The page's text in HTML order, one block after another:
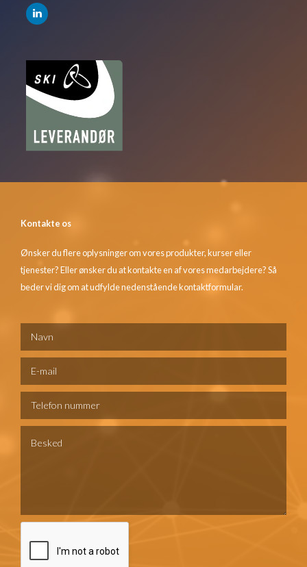
Kontakte os
Ønsker du flere oplysninger om vores produkter, kurser eller
tjenester? Eller ønsker du at kontakte en af vores medarbejdere? Så
beder vi dig om at udfylde nedenstående kontaktformular.